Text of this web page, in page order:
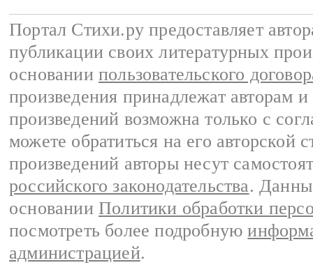
Портал Стихи.ру предоставляет
публикации своих литературных
основании пользовательского
произведения принадлежат авторам
произведений возможна только с
можете обратиться на его авторской
произведений авторы несут
российского законодательства.
основании Политики обработки
посмотреть более подробную
администрацией.